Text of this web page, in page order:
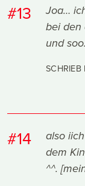
#13
Joa…
bei den
und
SCHRIEB
#14
also
dem
^^.